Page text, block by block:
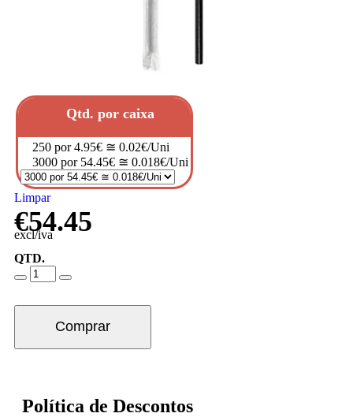
Qtd. por caixa
250 por 4.95€ ≅ 0.02€/Uni
3000 por 54.45€ ≅ 0.018€/Uni
Limpar
€54.45
excl/iva
QTD.
Comprar
Política de Descontos